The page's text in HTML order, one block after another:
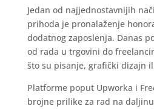
Jedan od najjednostavnijih
prihoda je pronalaženje
dodatnog zaposlenja. Danas
od rada u trgovini do
što su pisanje, grafički dizajn
Platforme poput Upworka i
brojne prilike za rad na